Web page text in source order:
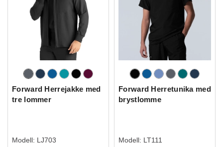
Forward Herrejakke med
tre lommer
Modell: LJ703
Forward Herretunika med
brystlomme
Modell: LT111